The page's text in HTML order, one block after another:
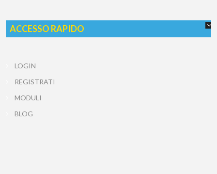
ACCESSO RAPIDO
LOGIN
REGISTRATI
MODULI
BLOG